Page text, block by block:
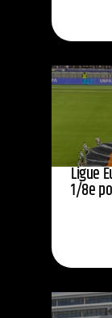
Ligue
1/8e